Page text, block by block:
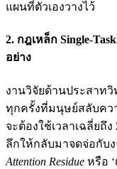
แผนที่ตัวเองวางไว้
2. กฎเหล็ก Single-
อย่าง
งานวิจัยด้านประสาทวิ
ทุกครั้งที่มนุษย์สลับคว
จะต้องใช้เวลาเฉลี่ยถึง
ลึกให้กลับมาจดจ่อกับ
Attention Residue หรือ